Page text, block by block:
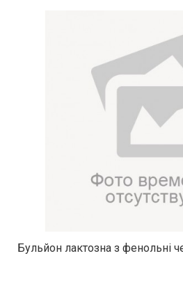
Бульйон лактозна з фенольні